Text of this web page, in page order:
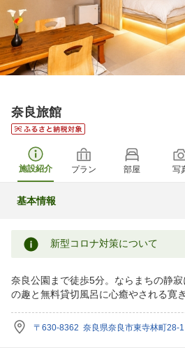
奈良旅館
施設紹介 プラン 部屋 写
基本情報
新型コロナ対策について
奈良公園まで徒歩5分。ならまちの静
の趣と無料貸切風呂に心癒やされる寛
〒630-8362 奈良県奈良市東寺林町28-1